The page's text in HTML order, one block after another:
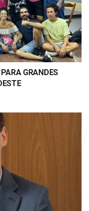
GRANDES